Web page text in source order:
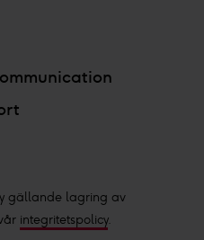
gällande lagring av
integritetspolicy.